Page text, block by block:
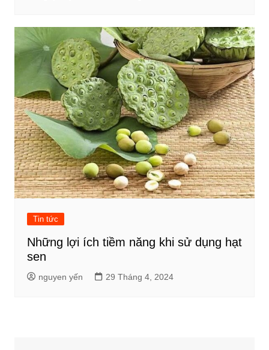
Tin tức
Những lợi ích tiềm năng khi sử dụng hạt
sen
nguyen yến 29 Tháng 4, 2024